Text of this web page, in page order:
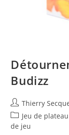
Budizz
Auteur/autrice
de
la
Thierry
Post
category:
Jeu de plateau
de jeu